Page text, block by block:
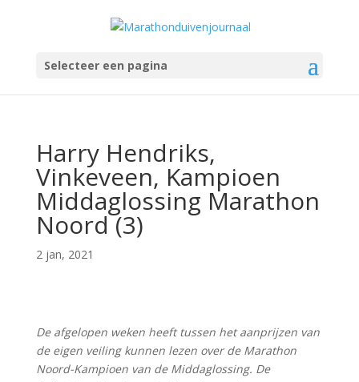
Selecteer een pagina
Harry Hendriks,
Vinkeveen, Kampioen
Middaglossing Marathon
Noord (3)
2 jan, 2021
De afgelopen weken heeft tussen het aanprijzen van
de eigen veiling kunnen lezen over de Marathon
Noord-Kampioen van de Middaglossing. De